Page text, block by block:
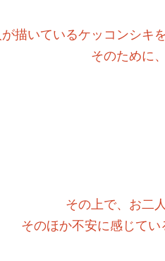
描いているケッコンシキ
そのために
その上で、お二
そのほか不安に感じてい